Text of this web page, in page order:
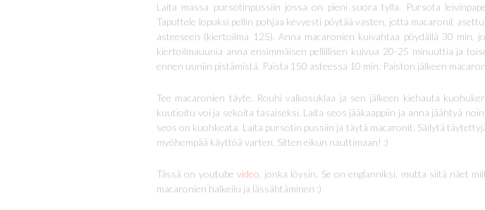
Laita massa pursotinpussiin jossa on pieni suora tylla. Pursota
Taputtele lopuksi pellin pohjaa kevyesti pöytää vasten, jotta macaronit
asteeseen (kiertoilma 125). Anna macaronien kuivahtaa pöydällä 30
kiertoilmauunia anna ensimmäisen pellillisen kuivua 20-25 minuuttia ja
ennen uuniin pistämistä. Paista 150 asteessa 10 min. Paiston jälkeen
Tee macaronien täyte. Rouhi valkosuklaa ja sen jälkeen kiehauta
kuutioitu voi ja sekoita tasaiseksi. Laita seos jääkaappiin ja anna jäähtyä
seos on kuohkeata. Laita pursotin pussiin ja täytä macaronit. Säilytä
myöhempää käyttöä varten. Sitten eikun nauttimaan! :)
Tässä on youtube video , jonka löysin. Se on englanniksi, mutta siitä näet
macaronien halkeilu ja lässähtäminen :)